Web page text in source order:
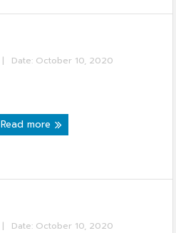
|
Date: October 10, 2020
Read more
|
Date: October 10, 2020